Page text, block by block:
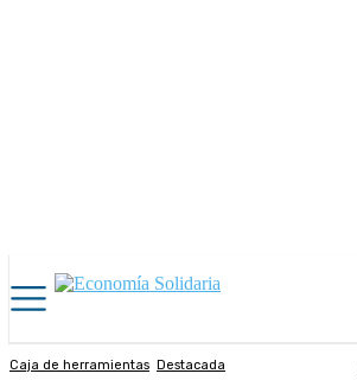
Caja de herramientas Destacada